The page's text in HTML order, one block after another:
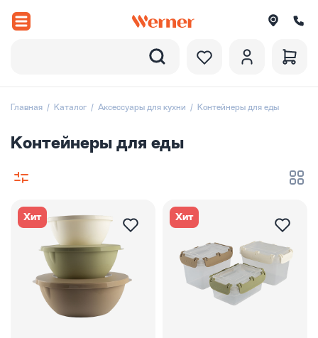
и ковши
посуды
Главная Каталог Аксессуары для кухни Контейнеры для еды
Контейнеры для еды
Хит Хит